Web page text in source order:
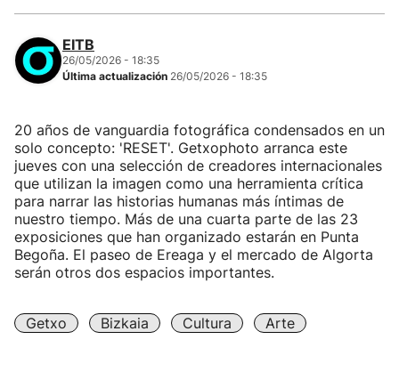
EITB
26/05/2026 - 18:35
Última actualización 26/05/2026 - 18:35
20 años de vanguardia fotográfica condensados en un
solo concepto: 'RESET'. Getxophoto arranca este
jueves con una selección de creadores internacionales
que utilizan la imagen como una herramienta crítica
para narrar las historias humanas más íntimas de
nuestro tiempo. Más de una cuarta parte de las 23
exposiciones que han organizado estarán en Punta
Begoña. El paseo de Ereaga y el mercado de Algorta
serán otros dos espacios importantes.
Getxo Bizkaia Cultura Arte